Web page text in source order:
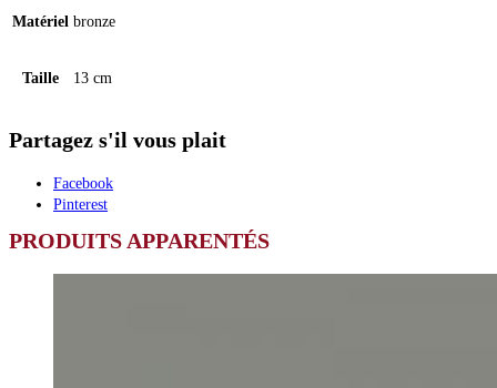
Matériel bronze
Taille 13 cm
Partagez s'il vous plait
Facebook
Pinterest
PRODUITS APPARENTÉS